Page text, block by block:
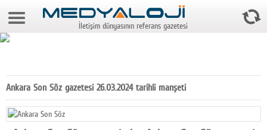
7 Ağustos 2026 11:26:53
Gazeteler
İletişim dünyasının referans gazetesi
Ankara Son Söz gazetesi 26.03.2024 tarihli manşeti